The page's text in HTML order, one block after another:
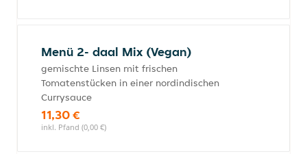
Menü 2- daal Mix (Vegan)
gemischte Linsen mit frischen
Tomatenstücken in einer nordindischen
Currysauce
11,30 €
inkl. Pfand (0,00 €)